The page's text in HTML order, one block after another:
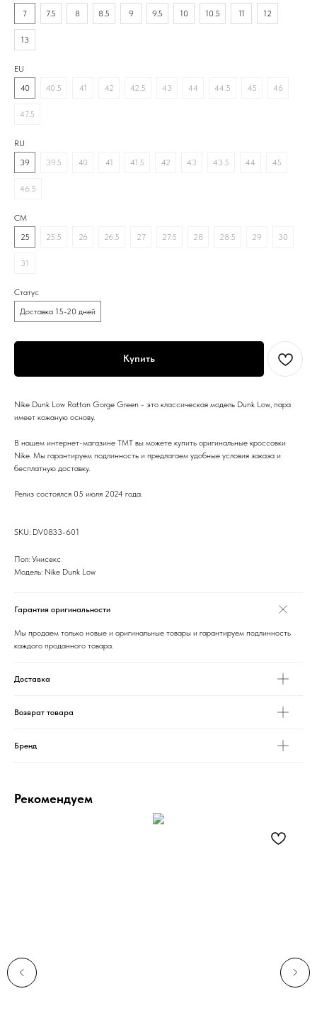
7
7.5 8 8.5 9 9.5 10 10.5 11 12
13
EU
40
40.5 41 42 42.5 43 44 44.5 45 46
47.5
RU
39
39.5 40 41 41.5 42 43 43.5 44 45
46.5
CM
25
25.5 26 26.5 27 27.5 28 28.5 29 30
31
Статус
Доставка 15-20 дней
Купить
Nike Dunk Low Rattan Gorge Green - это классическая модель Dunk Low, пара
имеет кожаную основу.
В нашем интернет-магазине TMT вы можете купить оригинальные кроссовки
Nike. Мы гарантируем подлинность и предлагаем удобные условия заказа и
бесплатную доставку.
Релиз состоялся 05 июля 2024 года.
SKU: DV0833-601
Пол: Унисекс
Модель: Nike Dunk Low
Гарантия оригинальности
Мы продаем только новые и оригинальные товары и гарантируем подлинность
каждого проданного товара.
Доставка
Возврат товара
Бренд
Рекомендуем